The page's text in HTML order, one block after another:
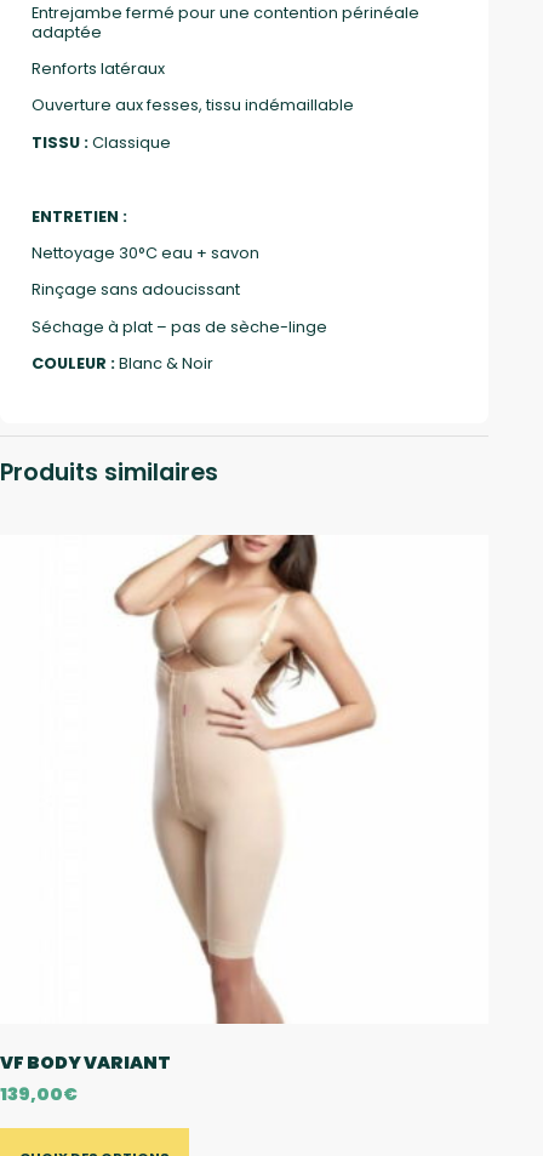
Entrejambe fermé pour une contention périnéale
adaptée
Renforts latéraux
Ouverture aux fesses, tissu indémaillable
TISSU :Classique
ENTRETIEN :
Nettoyage 30°C eau + savon
Rinçage sans adoucissant
Séchage à plat – pas de sèche-linge
COULEUR :Blanc & Noir
Produits similaires
VF BODY VARIANT
139,00€